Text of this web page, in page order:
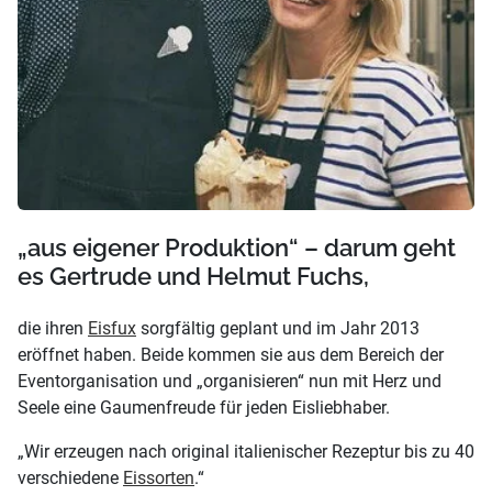
„aus eigener Produktion“ – darum geht
es Gertrude und Helmut Fuchs,
die ihren Eisfux sorgfältig geplant und im Jahr 2013
eröffnet haben. Beide kommen sie aus dem Bereich der
Eventorganisation und „organisieren“ nun mit Herz und
Seele eine Gaumenfreude für jeden Eisliebhaber.
„Wir erzeugen nach original italienischer Rezeptur bis zu 40
verschiedene Eissorten.“